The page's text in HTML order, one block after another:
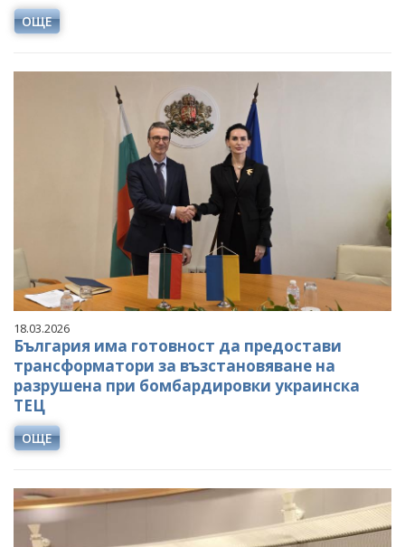
ОЩЕ
18.03.2026
България има готовност да предостави
трансформатори за възстановяване на
разрушена при бомбардировки украинска
ТЕЦ
ОЩЕ